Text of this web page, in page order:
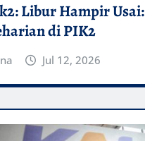
Libur Hampir Usai:
di PIK2
Jul 12, 2026